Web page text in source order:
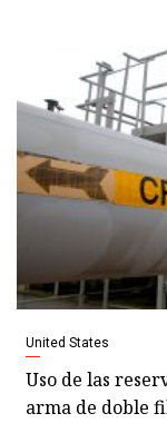
United States
Uso de las
arma de doble